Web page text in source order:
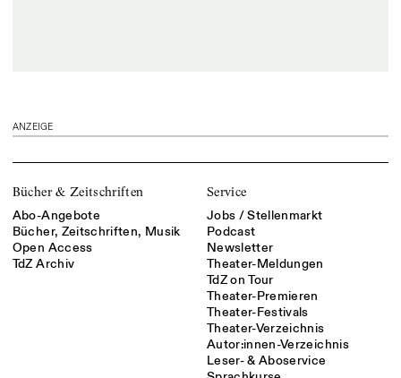
ANZEIGE
Bücher & Zeitschriften
Abo-Angebote
Bücher, Zeitschriften, Musik
Open Access
TdZ Archiv
Service
Jobs / Stellenmarkt
Podcast
Newsletter
Theater-Meldungen
TdZ on Tour
Theater-Premieren
Theater-Festivals
Theater-Verzeichnis
Autor:innen-Verzeichnis
Leser- & Aboservice